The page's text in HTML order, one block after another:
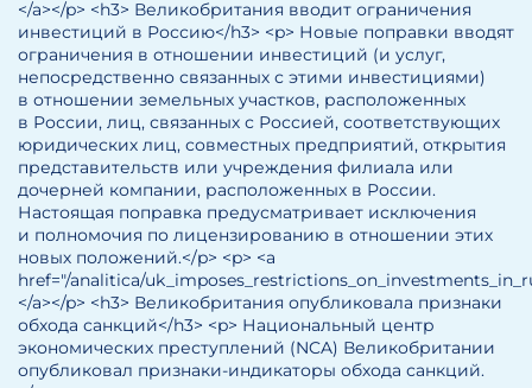
</a></p> <h3> Великобритания вводит ограничения
инвестиций в Россию</h3> <p> Новые поправки вводят
ограничения в отношении инвестиций (и услуг,
непосредственно связанных с этими инвестициями)
в отношении земельных участков, расположенных
в России, лиц, связанных с Россией, соответствующих
юридических лиц, совместных предприятий, открытия
представительств или учреждения филиала или
дочерней компании, расположенных в России.
Настоящая поправка предусматривает исключения
и полномочия по лицензированию в отношении этих
новых положений.</p> <p> <a
href="/analitica/
</a></p> <h3> Великобритания опубликовала признаки
обхода санкций</h3> <p> Национальный центр
экономических преступлений (NCA) Великобритании
опубликовал признаки-индикаторы обхода санкций.